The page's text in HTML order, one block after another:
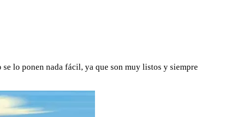
lo ponen nada fácil, ya que son muy listos y siempre